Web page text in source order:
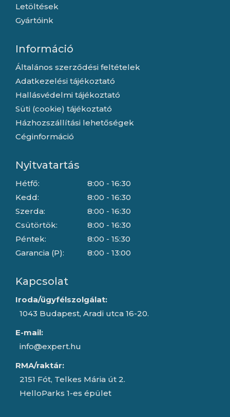
Letöltések
Gyártóink
Információ
Általános szerződési feltételek
Adatkezelési tájékoztató
Hallásvédelmi tájékoztató
Süti (cookie) tájékoztató
Házhozszállítási lehetőségek
Céginformáció
Nyitvatartás
Hétfő:
Kedd:
Szerda:
Csütörtök:
Péntek:
Garancia (P):
8:00 - 16:30
8:00 - 16:30
8:00 - 16:30
8:00 - 16:30
8:00 - 15:30
8:00 - 13:00
Kapcsolat
Iroda/ügyfélszolgálat:
1043 Budapest, Aradi utca 16-20.
E-mail:
info@expert.hu
RMA/raktár:
2151 Fót, Telkes Mária út 2.
HelloParks 1-es épület